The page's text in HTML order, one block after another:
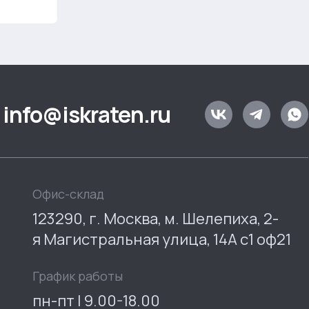
info@iskraten.ru
Офис-склад
123290, г. Москва, м. Шелепиха, 2-
я Магистральная улица, 14А с1 оф21
График работы
пн-пт | 9.00-18.00